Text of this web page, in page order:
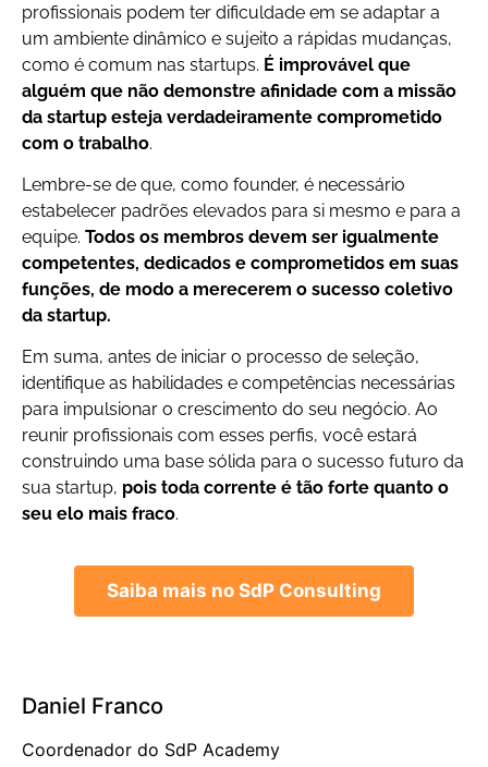
profissionais podem ter dificuldade em se adaptar a
um ambiente dinâmico e sujeito a rápidas mudanças,
como é comum nas startups. É improvável que
alguém que não demonstre afinidade com a missão
da startup esteja verdadeiramente comprometido
com o trabalho.
Lembre-se de que, como founder, é necessário
estabelecer padrões elevados para si mesmo e para a
equipe. Todos os membros devem ser igualmente
competentes, dedicados e comprometidos em suas
funções, de modo a merecerem o sucesso coletivo
da startup.
Em suma, antes de iniciar o processo de seleção,
identifique as habilidades e competências necessárias
para impulsionar o crescimento do seu negócio. Ao
reunir profissionais com esses perfis, você estará
construindo uma base sólida para o sucesso futuro da
sua startup, pois toda corrente é tão forte quanto o
seu elo mais fraco.
Saiba mais no SdP Consulting
Daniel Franco
Coordenador do SdP Academy